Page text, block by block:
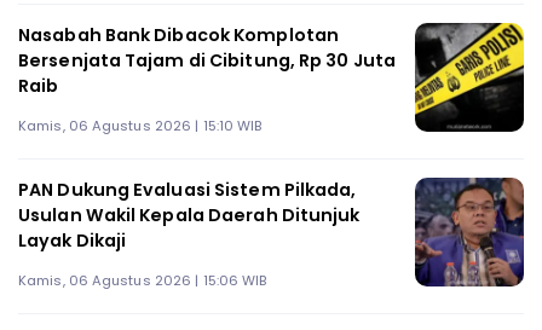
Nasabah Bank Dibacok Komplotan
Bersenjata Tajam di Cibitung, Rp 30 Juta
Raib
Kamis, 06 Agustus 2026 | 15:10 WIB
PAN Dukung Evaluasi Sistem Pilkada,
Usulan Wakil Kepala Daerah Ditunjuk
Layak Dikaji
Kamis, 06 Agustus 2026 | 15:06 WIB